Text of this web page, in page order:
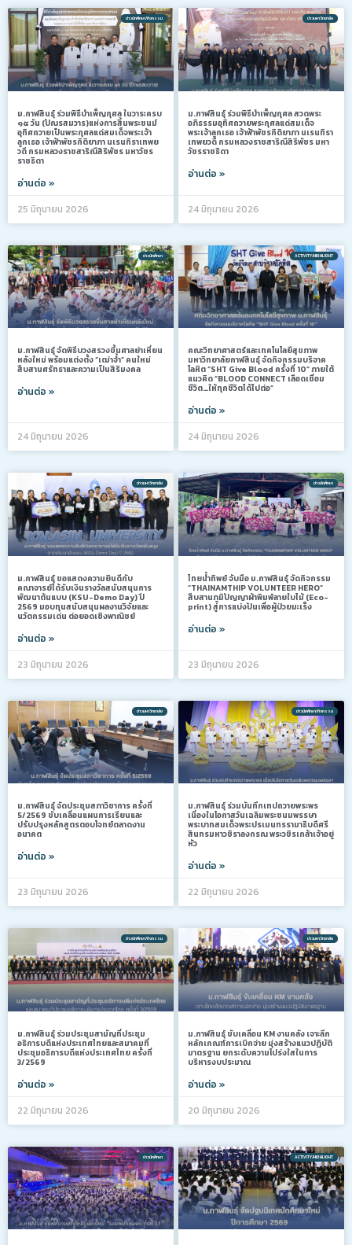
ข่าวนักศึกษา/กิจกรรม
ม.กาฬสินธุ์ ร่วมพิธีบำเพ็ญกุศล ในวาระครบ
๑๕ วัน (ปัณรสมวาร)แห่งการสิ้นพระชนม์
อุทิศถวายเป็นพระกุศลแด่สมเด็จพระเจ้า
ลูกเธอ เจ้าฟ้าพัชรกิติยาภา นเรนทิราเทพย
วดี กรมหลวงราชสาริณีสิริพัชร มหาวัชร
ราชธิดา
อ่านต่อ »
25 มิถุนายน 2026
ข่าวมหาวิทยาลัย
ม.กาฬสินธุ์ ร่วมพิธีบำเพ็ญกุศล สวดพระ
อภิธรรมอุทิศถวายพระกุศลแด่สมเด็จ
พระเจ้าลูกเธอ เจ้าฟ้าพัชรกิติยาภา นเรนทิรา
เทพยวดี กรมหลวงราชสาริณีสิริพัชร มหา
วัชรราชธิดา
อ่านต่อ »
24 มิถุนายน 2026
ข่าวนักศึกษา
ม.กาฬสินธุ์ จัดพิธีบวงสรวงขึ้นศาลย่าเหี่ยน
หลังใหม่ พร้อมแต่งตั้ง “เฒ่าจ้ำ” คนใหม่
สืบสานศรัทธาและความเป็นสิริมงคล
อ่านต่อ »
24 มิถุนายน 2026
ACTIVITY/HIGHLIGHT
คณะวิทยาศาสตร์และเทคโนโลยีสุขภาพ
มหาวิทยาลัยกาฬสินธุ์ จัดกิจกรรมบริจาค
โลหิต “SHT Give Blood ครั้งที่ 10” ภายใต้
แนวคิด “BLOOD CONNECT เลือดเชื่อม
ชีวิต…ให้ทุกชีวิตได้ไปต่อ”
อ่านต่อ »
24 มิถุนายน 2026
ข่าวมหาวิทยาลัย
ม.กาฬสินธุ์ ขอแสดงความยินดีกับ
คณาจารย์ได้รับเงินรางวัลสนับสนุนการ
พัฒนาต้นแบบ (KSU-Demo Day) ปี
2569 มอบทุนสนับสนุนผลงานวิจัยและ
นวัตกรรมเด่น ต่อยอดเชิงพาณิชย์
อ่านต่อ »
23 มิถุนายน 2026
ข่าวนักศึกษา
ไทยน้ำทิพย์ จับมือ ม.กาฬสินธุ์ จัดกิจกรรม
“THAINAMTHIP VOLUNTEER HERO”
สืบสานภูมิปัญญาผ้าพิมพ์ลายใบไม้ (Eco-
print) สู่การแบ่งปันเพื่อผู้ป่วยมะเร็ง
อ่านต่อ »
23 มิถุนายน 2026
ข่าวมหาวิทยาลัย
ม.กาฬสินธุ์ จัดประชุมสภาวิชาการ ครั้งที่
5/2569 ขับเคลื่อนแผนการเรียนและ
ปรับปรุงหลักสูตรตอบโจทย์ตลาดงาน
อนาคต
อ่านต่อ »
23 มิถุนายน 2026
ข่าวนักศึกษา/กิจกรรม
ม.กาฬสินธุ์ ร่วมบันทึกเทปถวายพระพร
เนื่องในโอกาสวันเฉลิมพระชนมพรรษา
พระบาทสมเด็จพระปรเมนทรรามาธิบดีศรี
สินทรมหาวชิราลงกรณ พระวชิรเกล้าเจ้าอยู่
หัว
อ่านต่อ »
22 มิถุนายน 2026
ข่าวนักศึกษา/กิจกรรม
ม.กาฬสินธุ์ ร่วมประชุมสามัญที่ประชุม
อธิการบดีแห่งประเทศไทยและสมาคมที่
ประชุมอธิการบดีแห่งประเทศไทย ครั้งที่
3/2569
อ่านต่อ »
22 มิถุนายน 2026
ข่าวมหาวิทยาลัย
ม.กาฬสินธุ์ ขับเคลื่อน KM งานคลัง เจาะลึก
หลักเกณฑ์การเบิกจ่าย มุ่งสร้างแนวปฏิบัติ
มาตรฐาน ยกระดับความโปร่งใสในการ
บริหารงบประมาณ
อ่านต่อ »
20 มิถุนายน 2026
ข่าวนักศึกษา ACTIVITY/HIGHLIGHT